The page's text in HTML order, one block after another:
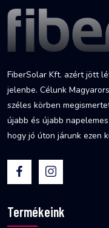
FiberSolar Kft. azért jött
jelenbe. Célunk
széles körben
újabb és újabb
hogy jó úton járunk ezen
Termékeink